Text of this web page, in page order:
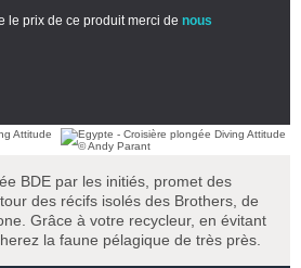
le prix de ce produit merci de nous
BDE par les initiés, promet des
des récifs isolés des Brothers, de
Grâce à votre recycleur, en évitant
la faune pélagique de très près.